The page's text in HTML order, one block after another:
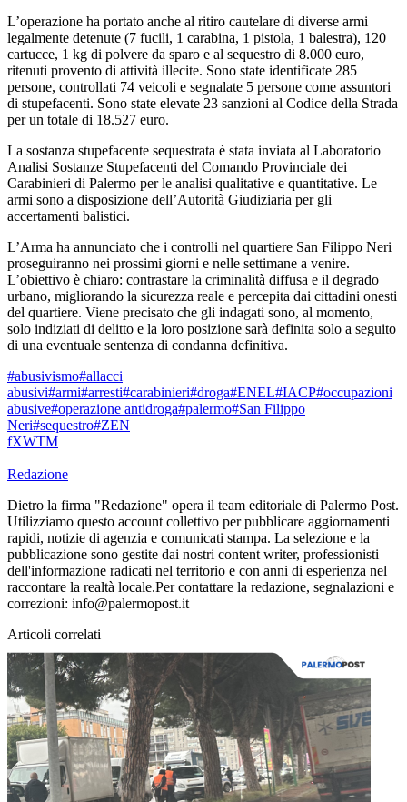
L’operazione ha portato anche al ritiro cautelare di diverse armi
legalmente detenute (7 fucili, 1 carabina, 1 pistola, 1 balestra), 120
cartucce, 1 kg di polvere da sparo e al sequestro di 8.000 euro,
ritenuti provento di attività illecite. Sono state identificate 285
persone, controllati 74 veicoli e segnalate 5 persone come assuntori
di stupefacenti. Sono state elevate 23 sanzioni al Codice della Strada
per un totale di 18.527 euro.
La sostanza stupefacente sequestrata è stata inviata al Laboratorio
Analisi Sostanze Stupefacenti del Comando Provinciale dei
Carabinieri di Palermo per le analisi qualitative e quantitative. Le
armi sono a disposizione dell’Autorità Giudiziaria per gli
accertamenti balistici.
L’Arma ha annunciato che i controlli nel quartiere San Filippo Neri
proseguiranno nei prossimi giorni e nelle settimane a venire.
L’obiettivo è chiaro: contrastare la criminalità diffusa e il degrado
urbano, migliorando la sicurezza reale e percepita dai cittadini onesti
del quartiere. Viene precisato che gli indagati sono, al momento,
solo indiziati di delitto e la loro posizione sarà definita solo a seguito
di una eventuale sentenza di condanna definitiva.
#abusivismo#allacci
abusivi#armi#arresti#carabinieri#droga#ENEL#IACP#occupazioni
abusive#operazione antidroga#palermo#San Filippo
Neri#sequestro#ZEN
fXWTM
Redazione
Dietro la firma "Redazione" opera il team editoriale di Palermo Post.
Utilizziamo questo account collettivo per pubblicare aggiornamenti
rapidi, notizie di agenzia e comunicati stampa. La selezione e la
pubblicazione sono gestite dai nostri content writer, professionisti
dell'informazione radicati nel territorio e con anni di esperienza nel
raccontare la realtà locale.Per contattare la redazione, segnalazioni e
correzioni: info@palermopost.it
Articoli correlati